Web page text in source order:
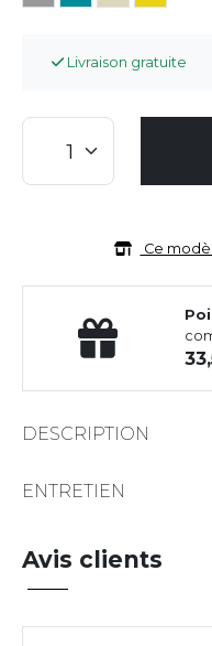
Livraison gratuite
Ce
DESCRIPTION
ENTRETIEN
Avis clients